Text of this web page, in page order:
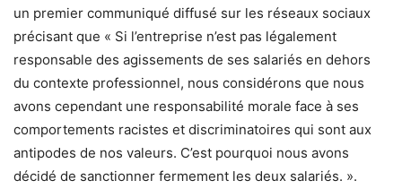
un premier communiqué diffusé sur les réseaux sociaux
précisant que « Si l’entreprise n’est pas légalement
responsable des agissements de ses salariés en dehors
du contexte professionnel, nous considérons que nous
avons cependant une responsabilité morale face à ses
comportements racistes et discriminatoires qui sont aux
antipodes de nos valeurs. C’est pourquoi nous avons
décidé de sanctionner fermement les deux salariés. ».